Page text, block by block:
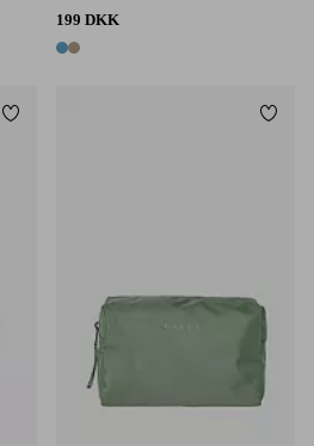
199 DKK
2 farver
Tilføj til favoritter